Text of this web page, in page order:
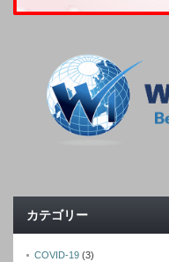
カテゴリー
COVID-19 (3)